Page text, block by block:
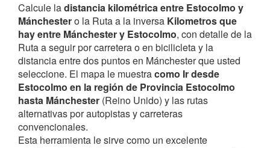
Calcule ladistancia kilométrica entre Estocolmo y
Mánchestero la Ruta a la inversa Kilometros que
hay entre Mánchester y Estocolmo, con detalle de la
Ruta a seguir por carretera o en bicilicleta y la
distancia entre dos puntos en Mánchester que usted
seleccione. El mapa le muestracomo Ir desde
Estocolmo en la región de Provincia Estocolmo
hasta Mánchester (Reino Unido) y las rutas
alternativas por autopistas y carreteras
convencionales.
Esta herramienta le sirve como un excelente